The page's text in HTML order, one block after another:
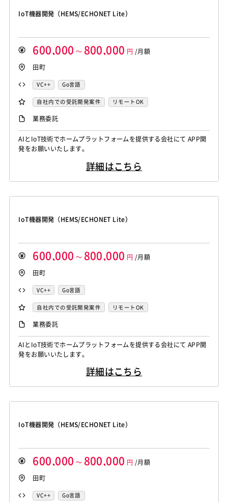
IoT機器開発（HEMS/ECHONET Lite）
600,000 ～ 800,000 円 /月額
田町
VC++ Go言語
自社内での受託開発案件 リモートOK
業務委託
AIとIoT技術でホームプラットフォームを提供する会社にて APP開
発をお願いいたします。
詳細はこちら
IoT機器開発（HEMS/ECHONET Lite）
600,000 ～ 800,000 円 /月額
田町
VC++ Go言語
自社内での受託開発案件 リモートOK
業務委託
AIとIoT技術でホームプラットフォームを提供する会社にて APP開
発をお願いいたします。
詳細はこちら
IoT機器開発（HEMS/ECHONET Lite）
600,000 ～ 800,000 円 /月額
田町
VC++ Go言語